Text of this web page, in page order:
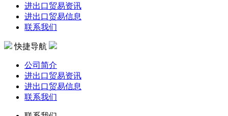
进出口贸易资讯
进出口贸易信息
联系我们
快捷导航
公司简介
进出口贸易资讯
进出口贸易信息
联系我们